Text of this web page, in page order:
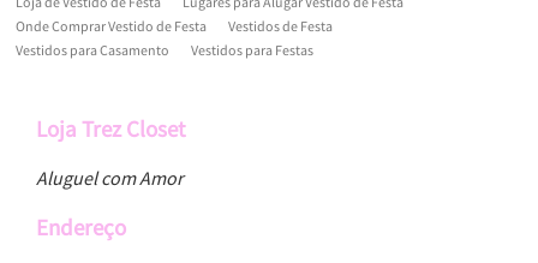
Onde Comprar Vestido de Festa
Vestidos de Festa
Vestidos para Casamento
Vestidos para Festas
Loja Trez Closet
Aluguel com Amor
Endereço